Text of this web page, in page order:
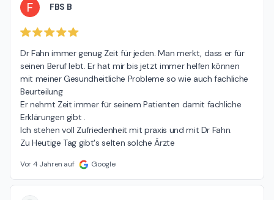
F FBS B
Dr Fahn immer genug Zeit für jeden. Man merkt, dass er für
seinen Beruf lebt. Er hat mir bis jetzt immer helfen können
mit meiner Gesundheitliche Probleme so wie auch fachliche
Beurteilung
Er nehmt Zeit immer für seinem Patienten damit fachliche
Erklärungen gibt .
Ich stehen voll Zufriedenheit mit praxis und mit Dr Fahn.
Zu Heutige Tag gibt's selten solche Ärzte
Vor 4 Jahren auf Google